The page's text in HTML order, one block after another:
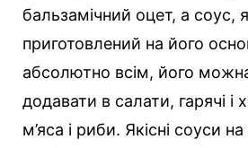
бальзамічний оцет, а соус,
приготовлений на його
абсолютно всім, його
додавати в салати, гарячі і
м’яса і риби. Якісні соуси